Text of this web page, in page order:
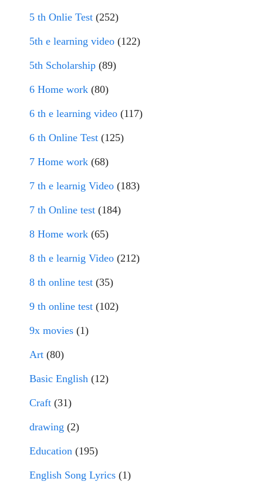
5 th Onlie Test (252)
5th e learning video (122)
5th Scholarship (89)
6 Home work (80)
6 th e learning video (117)
6 th Online Test (125)
7 Home work (68)
7 th e learnig Video (183)
7 th Online test (184)
8 Home work (65)
8 th e learnig Video (212)
8 th online test (35)
9 th online test (102)
9x movies (1)
Art (80)
Basic English (12)
Craft (31)
drawing (2)
Education (195)
English Song Lyrics (1)